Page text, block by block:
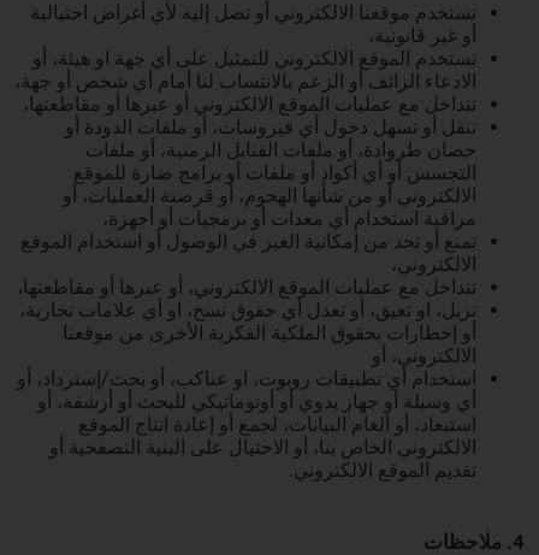
تستخدم موقعنا الالكتروني أو تصل إليه لأي أغراض احتيالية
أو غير قانونية،
تستخدم الموقع الالكتروني للتمثيل على أي جهة او هيئة، أو
الادعاء الزائف أو الزعم بالانتساب لنا أمام أي شخص أو جهة،
تتداخل مع عمليات الموقع الالكتروني أو عبرها أو مقاطعتها،
تنقل أو تسهل دخول أي فيروسات، أو ملفات الدودة أو
حصان طروادة، أو ملفات القنابل الزمنية، أو ملفات
التجسس أو أي أكواد أو ملفات أو برامج ضارة للموقع
الالكتروني أو من شأنها الهجوم، أو قرصنة العمليات، أو
مراقبة استخدام أي معدات أو برمجيات أو أجهزة،
تمنع أو تحد من إمكانية الغير في الوصول أو استخدام الموقع
الالكتروني،
تتداخل مع عمليات الموقع الالكتروني، أو عبرها أو مقاطعتها،
تزيل، او تعيق، أو تعدل أي حقوق نسخ، او أي علامات تجارية،
أو إخطارات بحقوق الملكية الفكرية الأخرى من موقعنا
الالكتروني، أو
استخدام أي تطبيقات روبوت، او عناكب، أو بحث/إسترداد، أو
أي وسيلة أو جهاز يدوي أو أوتوماتيكي للبحث أو أرشفة، أو
استبعاد، أو ألغام البيانات، لجمع أو إعادة انتاج الموقع
الالكتروني الخاص بنا، أو الاحتيال على البنية التصفحية أو
تقديم الموقع الالكتروني.
4. ملاحظات